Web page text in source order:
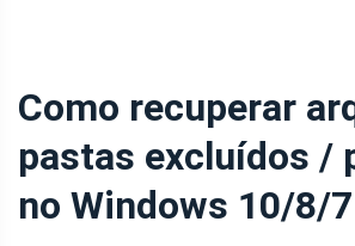
Como recuperar
pastas excluídos /
no Windows 10/8/7